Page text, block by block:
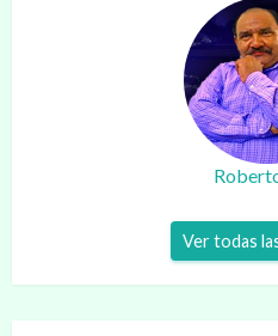
Ver todas